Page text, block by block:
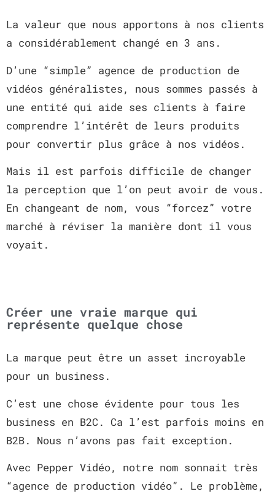
La valeur que nous apportons à nos clients
a considérablement changé en 3 ans.
D’une “simple” agence de production de
vidéos généralistes, nous sommes passés à
une entité qui aide ses clients à faire
comprendre l’intérêt de leurs produits
pour convertir plus grâce à nos vidéos.
Mais il est parfois difficile de changer
la perception que l’on peut avoir de vous.
En changeant de nom, vous “forcez” votre
marché à réviser la manière dont il vous
voyait.
Créer une vraie marque qui
représente quelque chose
La marque peut être un asset incroyable
pour un business.
C’est une chose évidente pour tous les
business en B2C. Ca l’est parfois moins en
B2B. Nous n’avons pas fait exception.
Avec Pepper Vidéo, notre nom sonnait très
“agence de production vidéo”. Le problème,